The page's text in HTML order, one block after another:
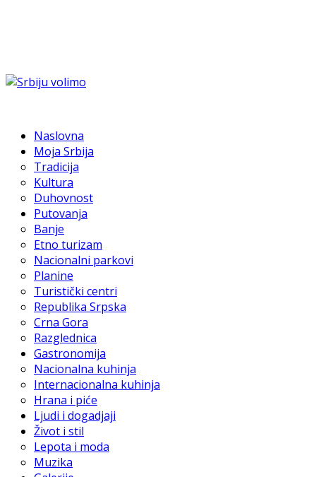
Naslovna
Moja Srbija
Tradicija
Kultura
Duhovnost
Putovanja
Banje
Etno turizam
Nacionalni parkovi
Planine
Turistički centri
Republika Srpska
Crna Gora
Razglednica
Gastronomija
Nacionalna kuhinja
Internacionalna kuhinja
Hrana i piće
Ljudi i dogadjaji
Život i stil
Lepota i moda
Muzika